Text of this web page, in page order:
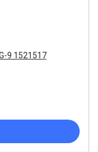
9 1521517